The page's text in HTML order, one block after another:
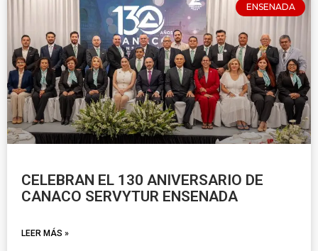
ENSENADA
CELEBRAN EL 130 ANIVERSARIO DE
CANACO SERVYTUR ENSENADA
LEER MÁS »